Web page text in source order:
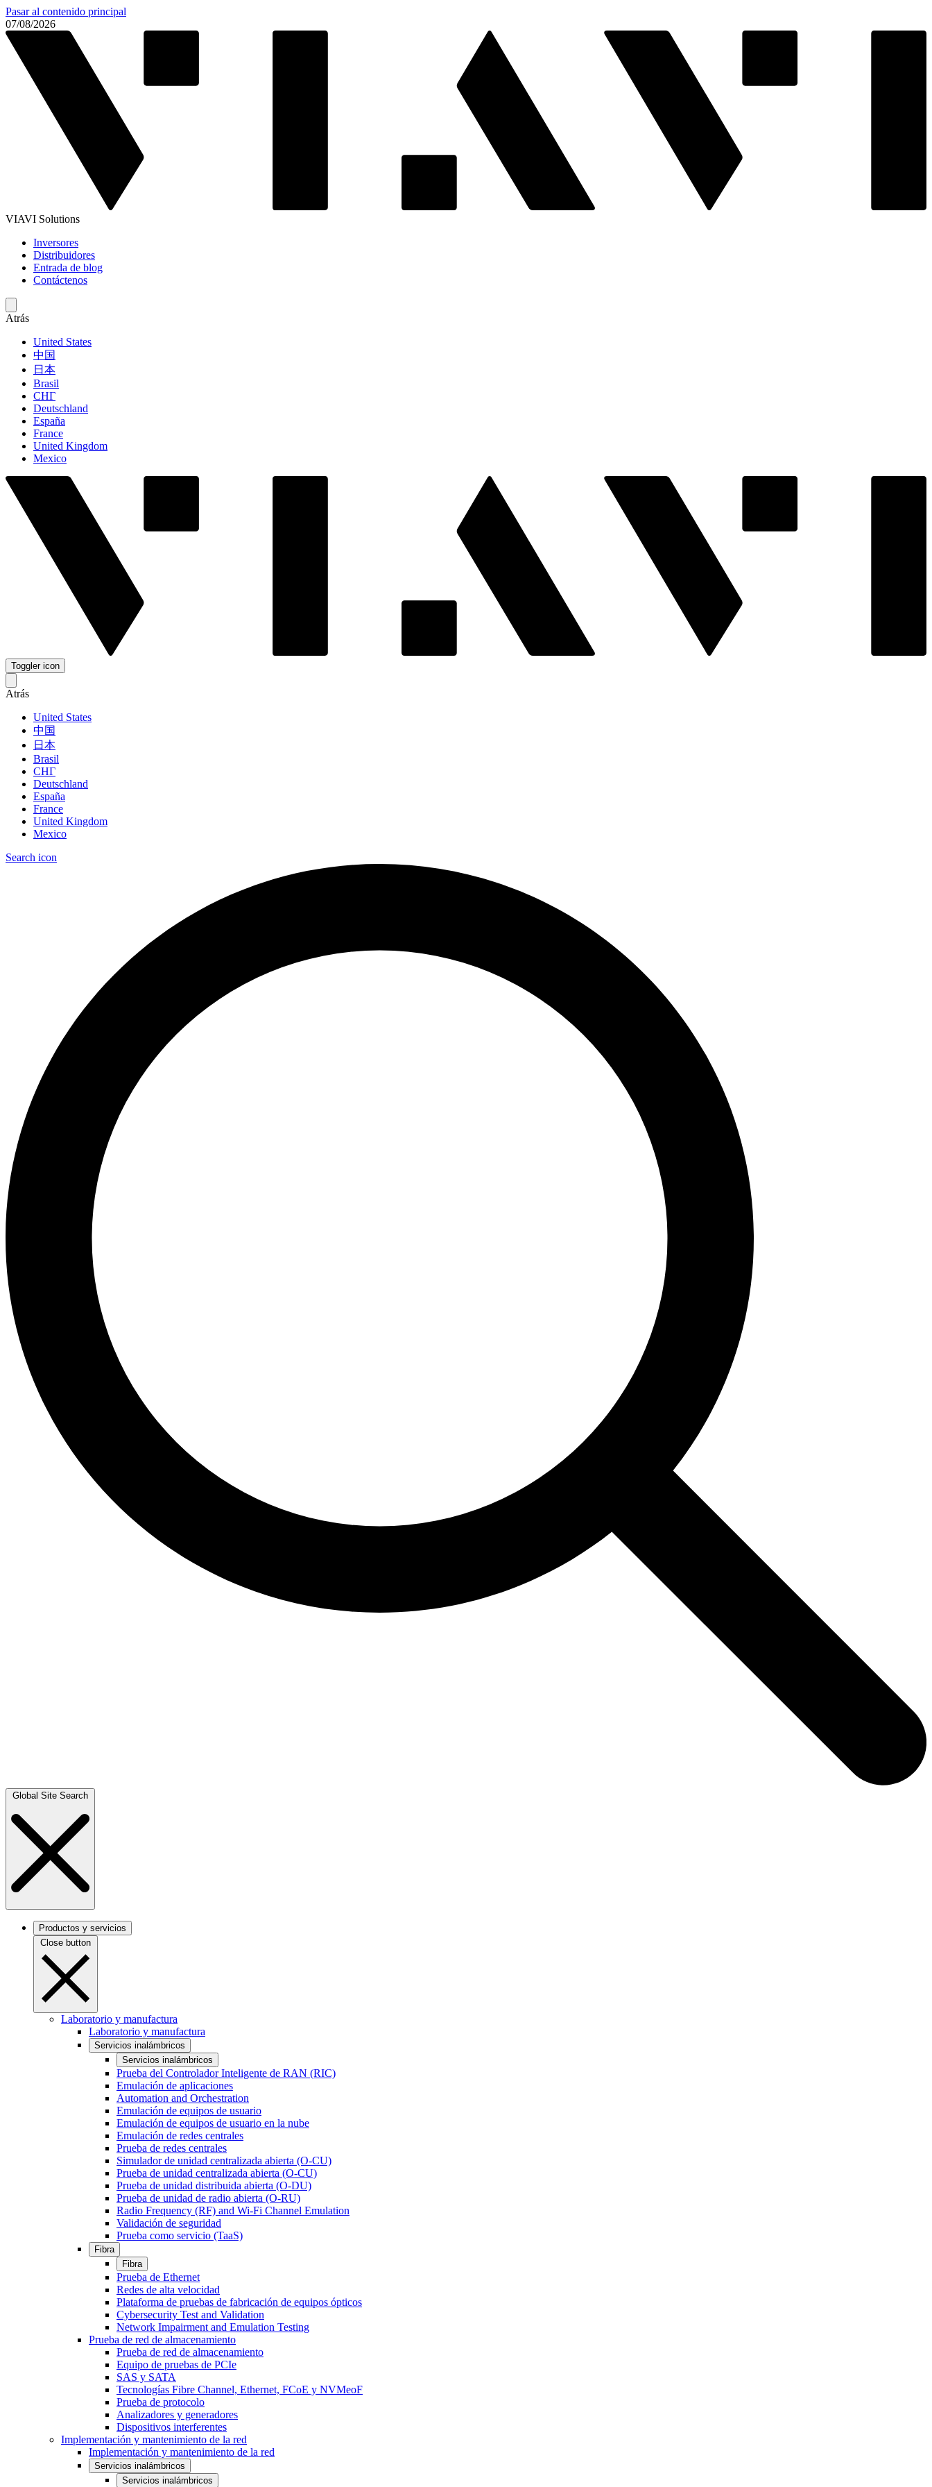
Pasar al contenido principal
07/08/2026
VIAVI Solutions
Inversores
Distribuidores
Entrada de blog
Contáctenos
Atrás
United States
中国
日本
Brasil
СНГ
Deutschland
España
France
United Kingdom
Mexico
Toggler icon
Atrás
United States
中国
日本
Brasil
СНГ
Deutschland
España
France
United Kingdom
Mexico
Search icon
Global Site Search
Productos y servicios
Close button
Laboratorio y manufactura
Laboratorio y manufactura
Servicios inalámbricos
Servicios inalámbricos
Prueba del Controlador Inteligente de RAN (RIC)
Emulación de aplicaciones
Automation and Orchestration
Emulación de equipos de usuario
Emulación de equipos de usuario en la nube
Emulación de redes centrales
Prueba de redes centrales
Simulador de unidad centralizada abierta (O-CU)
Prueba de unidad centralizada abierta (O-CU)
Prueba de unidad distribuida abierta (O-DU)
Prueba de unidad de radio abierta (O-RU)
Radio Frequency (RF) and Wi-Fi Channel Emulation
Validación de seguridad
Prueba como servicio (TaaS)
Fibra
Fibra
Prueba de Ethernet
Redes de alta velocidad
Plataforma de pruebas de fabricación de equipos ópticos
Cybersecurity Test and Validation
Network Impairment and Emulation Testing
Prueba de red de almacenamiento
Prueba de red de almacenamiento
Equipo de pruebas de PCIe
SAS y SATA
Tecnologías Fibre Channel, Ethernet, FCoE y NVMeoF
Prueba de protocolo
Analizadores y generadores
Dispositivos interferentes
Implementación y mantenimiento de la red
Implementación y mantenimiento de la red
Servicios inalámbricos
Servicios inalámbricos